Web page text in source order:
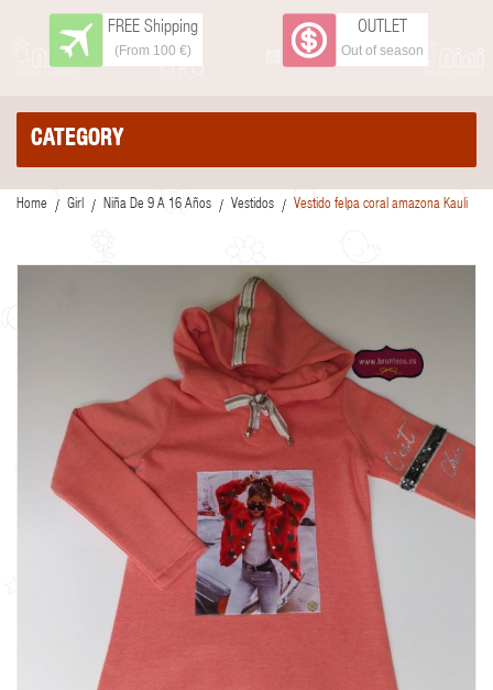
FREE Shipping
(From 100 €)
OUTLET
Out of season
CATEGORY
Home Girl Niña De 9 A 16 Años Vestidos Vestido felpa coral amazona Kauli